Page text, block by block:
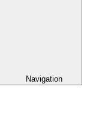
Navigation